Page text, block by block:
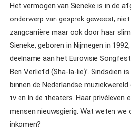
Het vermogen van Sieneke is in de
onderwerp van gesprek geweest,
zangcarrière maar ook door haar
Sieneke, geboren in Nijmegen in
deelname aan het Eurovisie
Ben Verliefd (Sha-la-lie)’. Sindsdien
binnen de Nederlandse
tv en in de theaters. Haar privéleven
mensen nieuwsgierig. Wat weten we
inkomen?